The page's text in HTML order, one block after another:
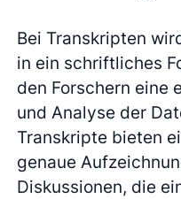
Bei Transkripten
in ein schriftliches
den Forschern eine
und Analyse der
Transkripte bieten
genaue
Diskussionen, die